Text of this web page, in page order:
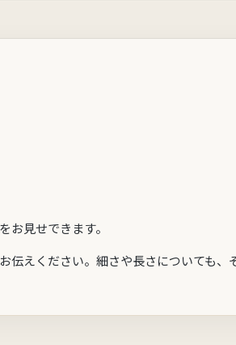
お見せできます。
えください。細さや長さについても、